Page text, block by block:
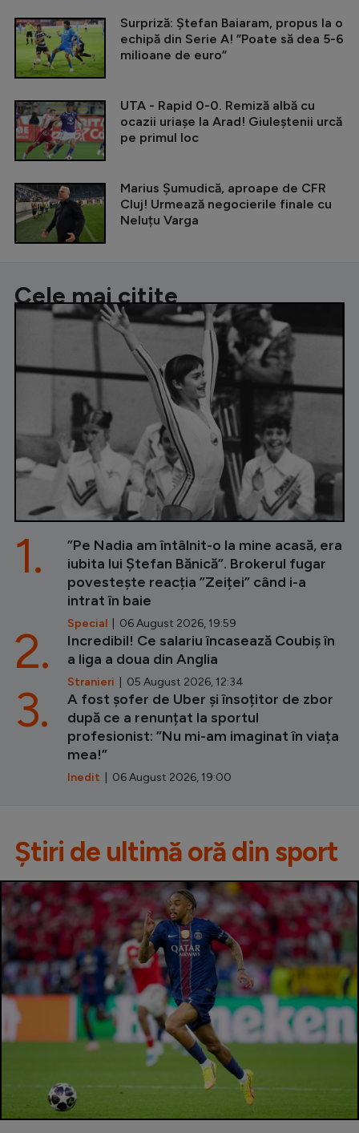
Surpriză: Ștefan Baiaram, propus la o
echipă din Serie A! ”Poate să dea 5-6
milioane de euro”
UTA - Rapid 0-0. Remiză albă cu
ocazii uriașe la Arad! Giuleștenii urcă
pe primul loc
Marius Șumudică, aproape de CFR
Cluj! Urmează negocierile finale cu
Neluțu Varga
Cele mai citite
”Pe Nadia am întâlnit-o la mine acasă, era
iubita lui Ștefan Bănică”. Brokerul fugar
povestește reacția ”Zeiței” când i-a
intrat în baie
Special | 06 August 2026, 19:59
1.
Incredibil! Ce salariu încasează Coubiș în
a liga a doua din Anglia
Stranieri | 05 August 2026, 12:34
2.
A fost șofer de Uber și însoțitor de zbor
după ce a renunțat la sportul
profesionist: ”Nu mi-am imaginat în viața
mea!”
Inedit | 06 August 2026, 19:00
3.
Știri de ultimă oră din sport